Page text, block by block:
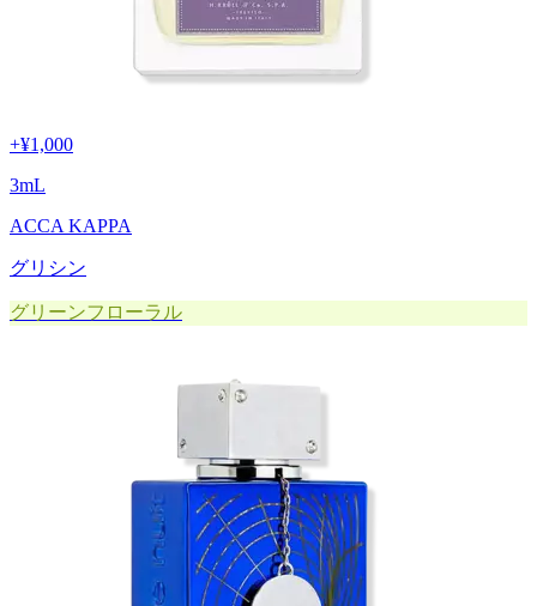
+¥1,000
3mL
ACCA KAPPA
グリシン
グリーンフローラル